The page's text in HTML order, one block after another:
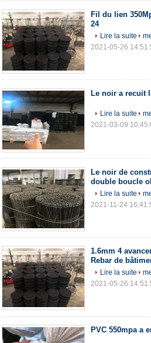
Fil du lien
24
Lire la suite
2021-05-26
Le noir a recuit
Lire la suite
2021-03-09
Le noir de
double boucle
Lire la suite
2021-11-24
1.6mm 4
Rebar de
Lire la suite
2021-05-26
PVC 550mpa a